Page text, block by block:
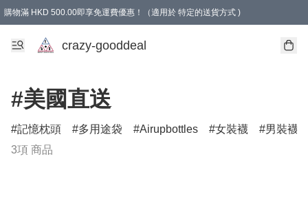
購物滿 HKD 500.00即享免運費優惠！（適用於 特定的送貨方式 )
成為會員可享免費禮品
crazy-gooddeal
#美國直送
記憶枕頭 多用途袋 Airupbottles 女裝襪
男裝襪
3項 商品